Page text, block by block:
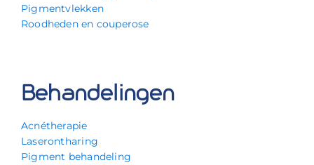
Pigmentvlekken
Roodheden en couperose
Behandelingen
Acnétherapie
Laserontharing
Pigment behandeling